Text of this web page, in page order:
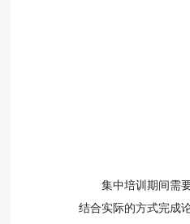
集中培训期间需
结合实际的方式完成